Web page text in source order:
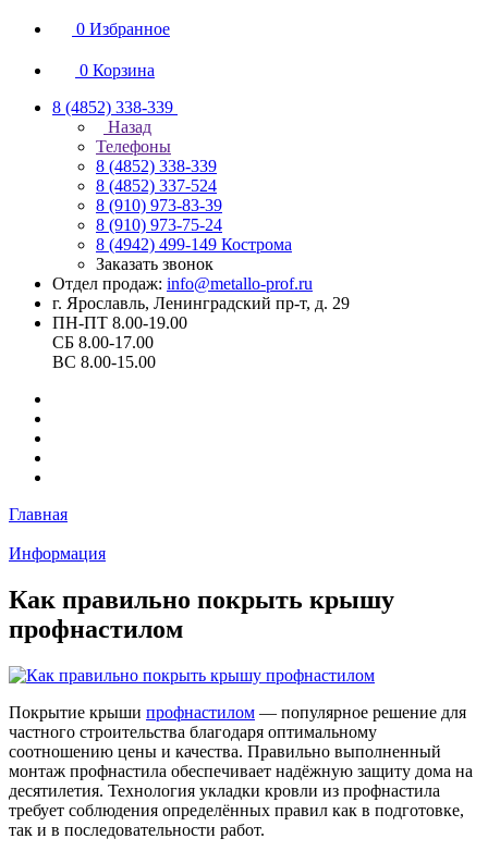
0 Избранное
0 Корзина
8 (4852) 338-339
Назад
Телефоны
8 (4852) 338-339
8 (4852) 337-524
8 (910) 973-83-39
8 (910) 973-75-24
8 (4942) 499-149 Кострома
Заказать звонок
Отдел продаж: info@metallo-prof.ru
г. Ярославль, Ленинградский пр-т, д. 29
ПН-ПТ 8.00-19.00
СБ 8.00-17.00
ВС 8.00-15.00
Главная
Информация
Как правильно покрыть крышу
профнастилом
Покрытие крыши профнастилом — популярное решение для
частного строительства благодаря оптимальному
соотношению цены и качества. Правильно выполненный
монтаж профнастила обеспечивает надёжную защиту дома на
десятилетия. Технология укладки кровли из профнастила
требует соблюдения определённых правил как в подготовке,
так и в последовательности работ.